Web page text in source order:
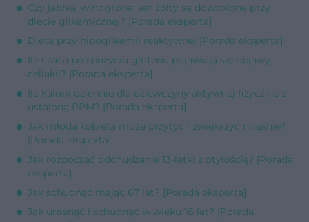
Czy jabłka, winogrona, ser żółty są dozwolone przy
diecie glikemicznej? [Porada eksperta]
Dieta przy hipoglikemii reaktywnej [Porada eksperta]
Ile czasu po spożyciu glutenu pojawiają się objawy
celiakii? [Porada eksperta]
Ile kalorii dziennie dla dziewczyny aktywnej fizycznie z
ustaloną PPM? [Porada eksperta]
Jak młoda kobieta może przytyć i zwiększyć mięśnie?
[Porada eksperta]
Jak rozpocząć odchudzanie 13-latki z otyłością? [Porada
eksperta]
Jak schudnąć mając 67 lat? [Porada eksperta]
Jak urosnąć i schudnąć w wieku 16 lat? [Porada